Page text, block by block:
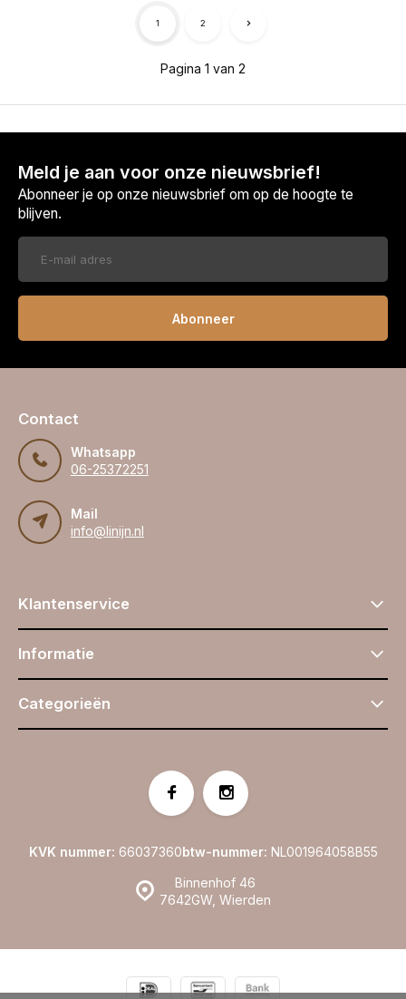
Pagina 1 van 2
1 2
Meld je aan voor onze nieuwsbrief!
Abonneer je op onze nieuwsbrief om op de hoogte te
blijven.
Abonneer
Contact
Whatsapp
06-25372251
Mail
info@linijn.nl
Klantenservice
Informatie
Categorieën
Binnenhof 46
7642GW, Wierden
KVK nummer: 66037360btw-nummer: NL001964058B55